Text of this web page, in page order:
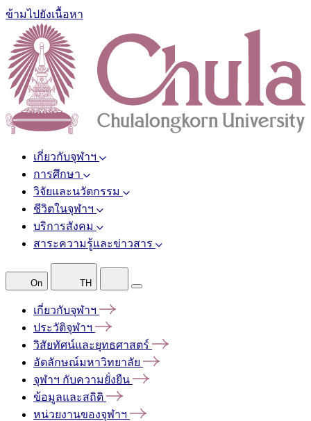
ข้ามไปยังเนื้อหา
เกี่ยวกับจุฬาฯ
การศึกษา
วิจัยและนวัตกรรม
ชีวิตในจุฬาฯ
บริการสังคม
สาระความรู้และข่าวสาร
On TH
เกี่ยวกับจุฬาฯ
ประวัติจุฬาฯ
วิสัยทัศน์และยุทธศาสตร์
อัตลักษณ์มหาวิทยาลัย
จุฬาฯ กับความยั่งยืน
ข้อมูลและสถิติ
หน่วยงานของจุฬาฯ